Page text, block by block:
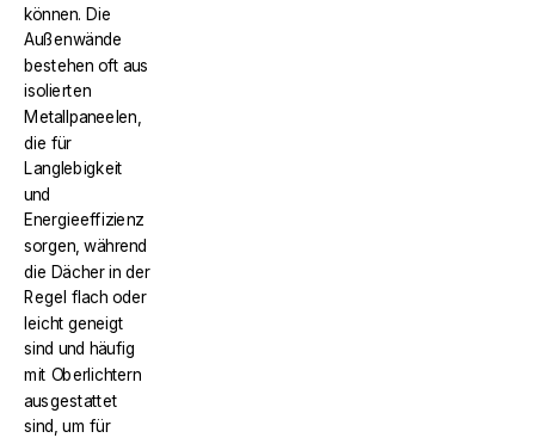
können. Die
Außenwände
bestehen oft aus
isolierten
Metallpaneelen,
die für
Langlebigkeit
und
Energieeffizienz
sorgen, während
die Dächer in der
Regel flach oder
leicht geneigt
sind und häufig
mit Oberlichtern
ausgestattet
sind, um für